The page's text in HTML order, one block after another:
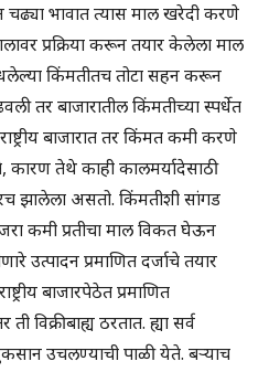
चढ्या भावात त्यास माल खरेदी करणे
प्रक्रिया करून तयार केलेला माल
किंमतीतच तोटा सहन करून
तर बाजारातील किंमतीच्या स्पर्धेत
बाजारात तर किंमत कमी करणे
कारण तेथे काही कालमर्यादेसाठी
झालेला असतो. किंमतीशी सांगड
कमी प्रतीचा माल विकत घेऊन
उत्पादन प्रमाणित दर्जाचे तयार
बाजारपेठेत प्रमाणित
विक्रीबाह्य ठरतात. ह्या सर्व
उचलण्याची पाळी येते. बऱ्याच